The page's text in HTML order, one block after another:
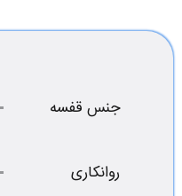
جنس قفسه
روانکاری